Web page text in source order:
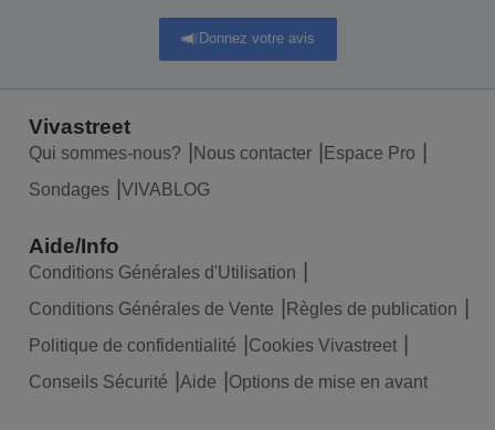
Donnez votre avis
Vivastreet
Qui sommes-nous? Nous contacter
Espace Pro
Sondages
VIVABLOG
Aide/Info
Conditions Générales d'Utilisation
Conditions Générales de Vente
Règles de publication
Politique de confidentialité
Cookies Vivastreet
Conseils Sécurité
Aide Options de mise en avant